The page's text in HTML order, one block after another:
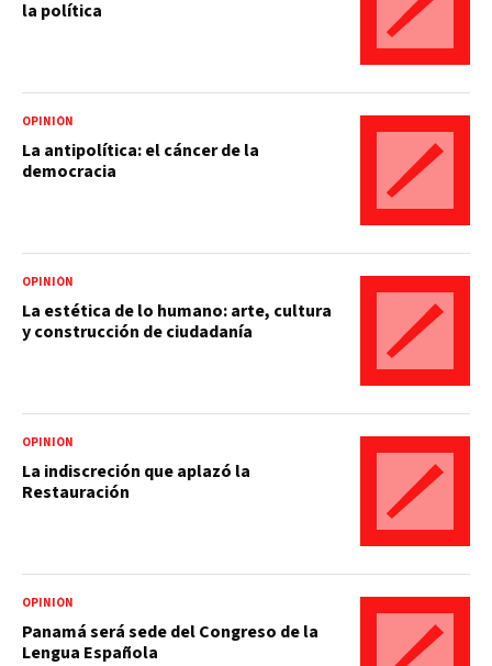
la política
OPINIÓN
La antipolítica: el cáncer de la
democracia
OPINIÓN
La estética de lo humano: arte, cultura
y construcción de ciudadanía
OPINIÓN
La indiscreción que aplazó la
Restauración
OPINIÓN
Panamá será sede del Congreso de la
Lengua Española